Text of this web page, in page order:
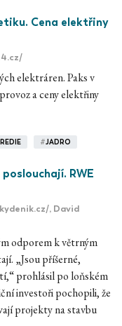
Cena elektřiny
elektráren. Paks v
a ceny elektřiny
#JADRO
RWE
, David
odporem k větrným
„Jsou příšerné,
prohlásil po loňském
investoři pochopili, že
projekty na stavbu